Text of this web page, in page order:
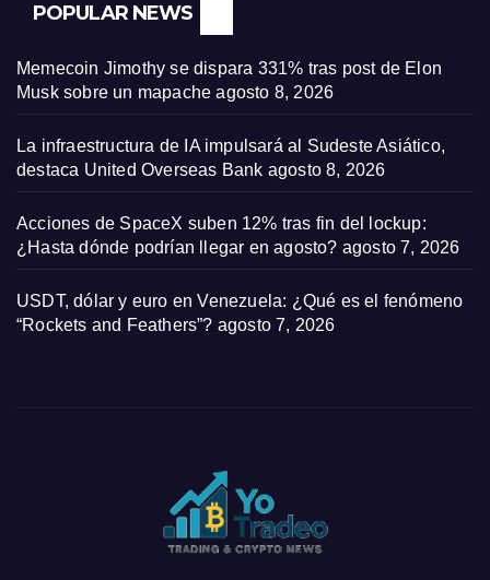
POPULAR NEWS
Memecoin Jimothy se dispara 331% tras post de Elon
Musk sobre un mapache agosto 8, 2026
La infraestructura de IA impulsará al Sudeste Asiático,
destaca United Overseas Bank agosto 8, 2026
Acciones de SpaceX suben 12% tras fin del lockup:
¿Hasta dónde podrían llegar en agosto? agosto 7, 2026
USDT, dólar y euro en Venezuela: ¿Qué es el fenómeno
“Rockets and Feathers”? agosto 7, 2026